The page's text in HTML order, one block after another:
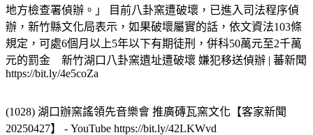
地方檢查署偵辦。」 目前八卦窯遭破壞，已進入司法程序偵
辦，新竹縣文化局表示，如果破壞屬實的話，依文資法103條
規定，可處6個月以上5年以下有期徒刑，併科50萬元至2千萬
元的罰金 新竹湖口八卦窯遺址遭破壞 嫌犯移送偵辦 | 蕃新聞
https://bit.ly/4e5coZa
(1028) 湖口辦窯謠領先音樂會 推廣磚瓦窯文化【客家新聞
20250427】 - YouTube https://bit.ly/42LKWvd